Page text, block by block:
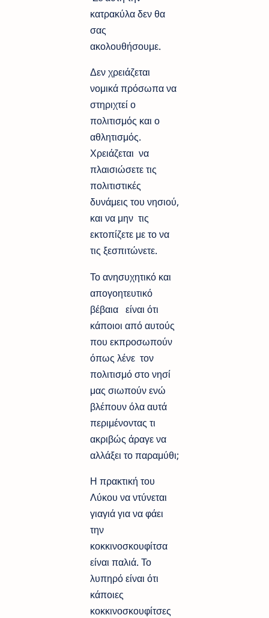
κατρακύλα δεν θα
σας
ακολουθήσουμε.
Δεν χρειάζεται
νομικά πρόσωπα να
στηριχτεί ο
πολιτισμός και ο
αθλητισμός.
Χρειάζεται να
πλαισιώσετε τις
πολιτιστικές
δυνάμεις του νησιού,
και να μην τις
εκτοπίζετε με το να
τις ξεσπιτώνετε.
Το ανησυχητικό και
απογοητευτικό
βέβαια είναι ότι
κάποιοι από αυτούς
που εκπροσωπούν
όπως λένε τον
πολιτισμό στο νησί
μας σιωπούν ενώ
βλέπουν όλα αυτά
περιμένοντας τι
ακριβώς άραγε να
αλλάξει το παραμύθι;
Η πρακτική του
Λύκου να ντύνεται
γιαγιά για να φάει
την
κοκκινοσκουφίτσα
είναι παλιά. Το
λυπηρό είναι ότι
κάποιες
κοκκινοσκουφίτσες